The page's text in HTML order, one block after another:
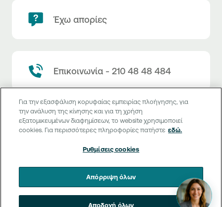
Έχω απορίες
Επικοινωνία - 210 48 48 484
Σημεία εξυπηρέτησης
Επικοινωνία και εξυπηρέτηση
Θέλω πληροφορίες
Τιμολόγιο και όροι συναλλαγών
Για την εξασφάλιση κορυφαίας εμπειρίας πλοήγησης, για
την ανάλυση της κίνησης και για τη χρήση
εξατομικευμένων διαφημίσεων, το website χρησιμοποιεί
cookies. Για περισσότερες πληροφορίες πατήστε εδώ.
Ρυθμίσεις cookies
Απόρριψη όλων
Αποδοχή όλων